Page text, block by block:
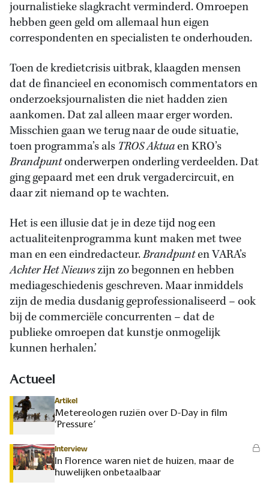
journalistieke slagkracht verminderd. Omroepen
hebben geen geld om allemaal hun eigen
correspondenten en specialisten te onderhouden.
Toen de kredietcrisis uitbrak, klaagden mensen
dat de financieel en economisch commentators en
onderzoeksjournalisten die niet hadden zien
aankomen. Dat zal alleen maar erger worden.
Misschien gaan we terug naar de oude situatie,
toen programma’s alsTROS Aktuaen KRO’s
Brandpuntonderwerpen onderling verdeelden. Dat
ging gepaard met een druk vergadercircuit, en
daar zit niemand op te wachten.
Het is een illusie dat je in deze tijd nog een
actualiteitenprogramma kunt maken met twee
man en een eindredacteur.Brandpunten VARA’s
Achter Het Nieuwszijn zo begonnen en hebben
mediageschiedenis geschreven. Maar inmiddels
zijn de media dusdanig geprofessionaliseerd – ook
bij de commerciële concurrenten – dat de
publieke omroepen dat kunstje onmogelijk
kunnen herhalen.’
Actueel
Artikel
Metereologen ruziën over D-Day in film
‘Pressure’
Interview
In Florence waren niet de huizen, maar de
huwelijken onbetaalbaar